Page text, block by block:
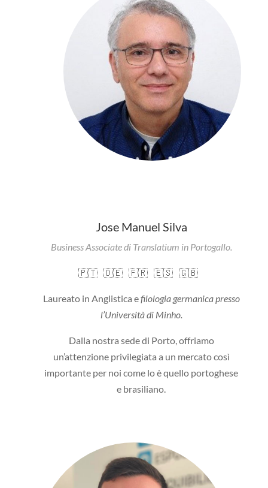
Jose Manuel Silva
Business Associate di Translatium in Portogallo.
🇵🇹 🇩🇪 🇫🇷 🇪🇸 🇬🇧
Laureato in Anglistica efilologia germanica presso
l’Università di Minho.
Dalla nostra sede di Porto, offriamo
un’attenzione privilegiata a un mercato così
importante per noi come lo è quello portoghese
e brasiliano.